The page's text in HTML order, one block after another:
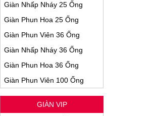
Giàn Nhấp Nháy 25 Ống
Giàn Phun Hoa 25 Ống
Giàn Phun Viên 36 Ống
Giàn Nhấp Nháy 36 Ống
Giàn Phun Hoa 36 Ống
Giàn Phun Viên 100 Ống
GIÀN VIP